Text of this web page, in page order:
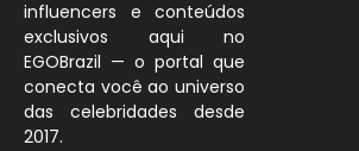
influencers e conteúdos
exclusivos aqui no
EGOBrazil — o portal que
conecta você ao universo
das celebridades desde
2017.